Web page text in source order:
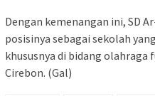
Dengan kemenangan ini, SD
posisinya sebagai sekolah
khususnya di bidang
Cirebon. (Gal)